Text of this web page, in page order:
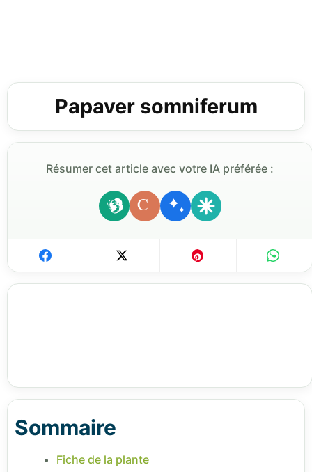
Papaver somniferum
Résumer cet article avec votre IA préférée :
C
Sommaire
Fiche de la plante